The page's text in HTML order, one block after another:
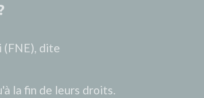
(FNE), dite
la fin de leurs droits.